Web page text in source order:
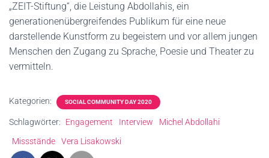
„ZEIT-Stiftung“, die Leistung Abdollahis, ein
generationenübergreifendes Publikum für eine neue
darstellende Kunstform zu begeistern und vor allem jungen
Menschen den Zugang zu Sprache, Poesie und Theater zu
vermitteln.
Kategorien: SOCIAL COMMUNITY DAY 2020
Schlagwörter: Engagement Interview
Michel Abdollahi
Missstände
Vera Lisakowski